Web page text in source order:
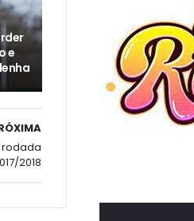
e
rodada
2018